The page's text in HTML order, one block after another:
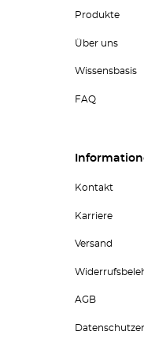
Produkte
Über uns
Wissensbasis
FAQ
Kontakt
Karriere
Versand
AGB